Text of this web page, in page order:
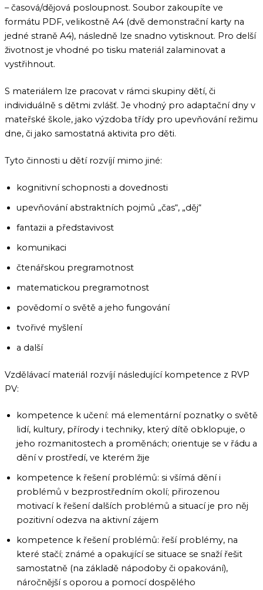
– časová/dějová posloupnost. Soubor zakoupíte ve
formátu PDF, velikostně A4 (dvě demonstrační karty na
jedné straně A4), následně lze snadno vytisknout. Pro delší
životnost je vhodné po tisku materiál zalaminovat a
vystřihnout.
S materiálem lze pracovat v rámci skupiny dětí, či
individuálně s dětmi zvlášť. Je vhodný pro adaptační dny v
mateřské škole, jako výzdoba třídy pro upevňování režimu
dne, či jako samostatná aktivita pro děti.
Tyto činnosti u dětí rozvíjí mimo jiné:
kognitivní schopnosti a dovednosti
upevňování abstraktních pojmů „čas“, „děj“
fantazii a představivost
komunikaci
čtenářskou pregramotnost
matematickou pregramotnost
povědomí o světě a jeho fungování
tvořivé myšlení
a další
Vzdělávací materiál rozvíjí následující kompetence z RVP
PV:
kompetence k učení: má elementární poznatky o světě
lidí, kultury, přírody i techniky, který dítě obklopuje, o
jeho rozmanitostech a proměnách; orientuje se v řádu a
dění v prostředí, ve kterém žije
kompetence k řešení problémů: si všímá dění i
problémů v bezprostředním okolí; přirozenou
motivací k řešení dalších problémů a situací je pro něj
pozitivní odezva na aktivní zájem
kompetence k řešení problémů: řeší problémy, na
které stačí; známé a opakující se situace se snaží řešit
samostatně (na základě nápodoby či opakování),
náročnější s oporou a pomocí dospělého